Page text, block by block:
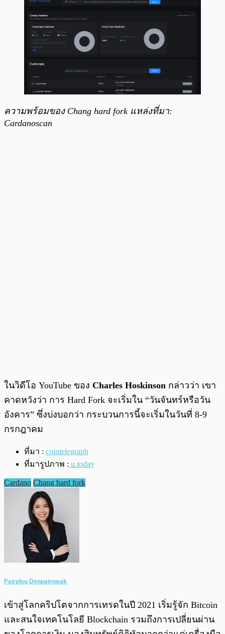
ความพร้อมของ Chang hard fork แหล่งที่มา:
Cardanoscan
ในวิดีโอ YouTube ของ Charles Hoskinson กล่าวว่า เขา
คาดหวังว่า การ Hard Fork จะเริ่มใน “วันจันทร์หรือวัน
อังคาร” ซึ่งบ่งบอกว่า กระบวนการนี้จะเริ่มในวันที่ 8-9
กรกฎาคม
ที่มา : cointelegraph
ที่มารูปภาพ : u.today
Cardano Chang hard fork
Pairploy Denpairojsak
เข้าสู่โลกคริปโตจากการเทรดในปี 2021 เริ่มรู้จัก Bitcoin
และสนใจเทคโนโลยี Blockchain รวมถึงการเปลี่ยนผ่าน